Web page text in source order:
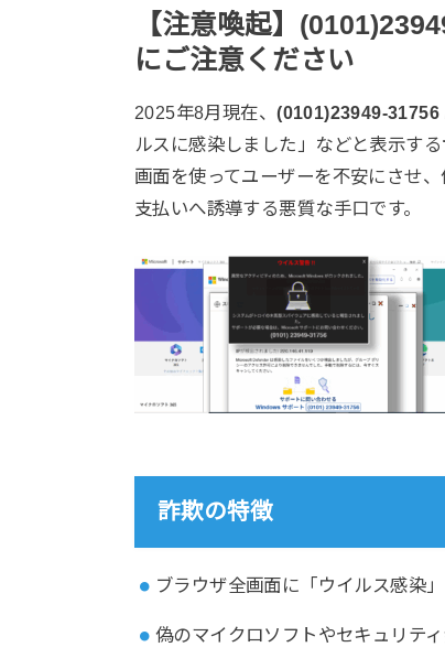
【注意喚起】
にご注意ください
2025年8月現在、(0101)23949-
ルスに感染しました」などと表示する
画面を使ってユーザーを不安にさせ
支払いへ誘導する悪質な手口です。
詐欺の特徴
ブラウザ全画面に「ウイルス感染
偽のマイクロソフトやセキュリテ